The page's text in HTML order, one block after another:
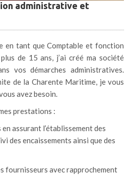
administrative et
en tant que Comptable et fonction
de 15 ans, j’ai créé ma société
vos démarches administratives.
de la Charente Maritime, je vous
avez besoin.
prestations :
assurant l’établissement des
des encaissements ainsi que des
fournisseurs avec rapprochement